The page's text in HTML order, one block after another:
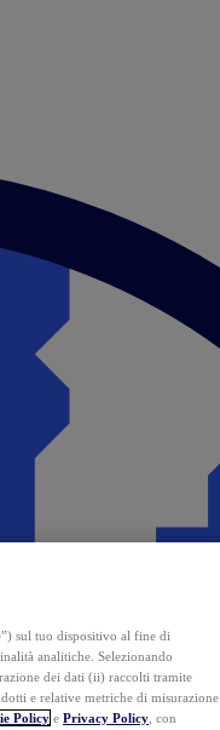
sul tuo dispositivo al fine di
analitiche. Selezionando
dei dati (ii) raccolti tramite
e relative metriche di misurazione.
Policy e Privacy Policy , con